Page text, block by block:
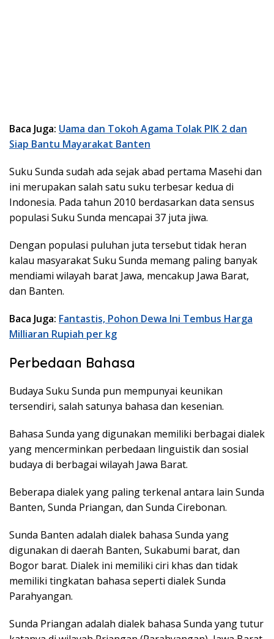
Baca Juga: Uama dan Tokoh Agama Tolak PIK 2 dan
Siap Bantu Mayarakat Banten
Suku Sunda sudah ada sejak abad pertama Masehi dan
ini merupakan salah satu suku terbesar kedua di
Indonesia. Pada tahun 2010 berdasarkan data sensus
populasi Suku Sunda mencapai 37 juta jiwa.
Dengan populasi puluhan juta tersebut tidak heran
kalau masyarakat Suku Sunda memang paling banyak
mendiami wilayah barat Jawa, mencakup Jawa Barat,
dan Banten.
Baca Juga: Fantastis, Pohon Dewa Ini Tembus Harga
Milliaran Rupiah per kg
Perbedaan Bahasa
Budaya Suku Sunda pun mempunyai keunikan
tersendiri, salah satunya bahasa dan kesenian.
Bahasa Sunda yang digunakan memiliki berbagai dialek
yang mencerminkan perbedaan linguistik dan sosial
budaya di berbagai wilayah Jawa Barat.
Beberapa dialek yang paling terkenal antara lain Sunda
Banten, Sunda Priangan, dan Sunda Cirebonan.
Sunda Banten adalah dialek bahasa Sunda yang
digunakan di daerah Banten, Sukabumi barat, dan
Bogor barat. Dialek ini memiliki ciri khas dan tidak
memiliki tingkatan bahasa seperti dialek Sunda
Parahyangan.
Sunda Priangan adalah dialek bahasa Sunda yang tutur